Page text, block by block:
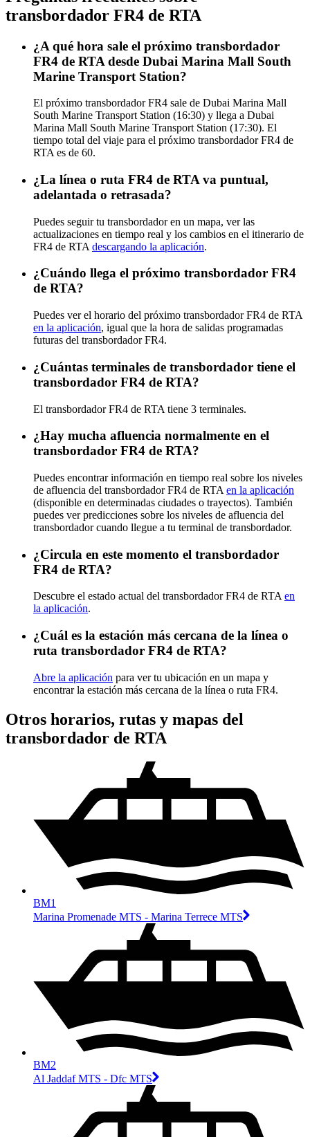
transbordador FR4 de RTA
¿A qué hora sale el próximo transbordador
FR4 de RTA desde Dubai Marina Mall South
Marine Transport Station?
El próximo transbordador FR4 sale de Dubai Marina Mall
South Marine Transport Station (16:30) y llega a Dubai
Marina Mall South Marine Transport Station (17:30). El
tiempo total del viaje para el próximo transbordador FR4 de
RTA es de 60.
¿La línea o ruta FR4 de RTA va puntual,
adelantada o retrasada?
Puedes seguir tu transbordador en un mapa, ver las
actualizaciones en tiempo real y los cambios en el itinerario de
FR4 de RTA descargando la aplicación.
¿Cuándo llega el próximo transbordador FR4
de RTA?
Puedes ver el horario del próximo transbordador FR4 de RTA
en la aplicación, igual que la hora de salidas programadas
futuras del transbordador FR4.
¿Cuántas terminales de transbordador tiene el
transbordador FR4 de RTA?
El transbordador FR4 de RTA tiene 3 terminales.
¿Hay mucha afluencia normalmente en el
transbordador FR4 de RTA?
Puedes encontrar información en tiempo real sobre los niveles
de afluencia del transbordador FR4 de RTA en la aplicación
(disponible en determinadas ciudades o trayectos). También
puedes ver predicciones sobre los niveles de afluencia del
transbordador cuando llegue a tu terminal de transbordador.
¿Circula en este momento el transbordador
FR4 de RTA?
Descubre el estado actual del transbordador FR4 de RTAen
la aplicación.
¿Cuál es la estación más cercana de la línea o
ruta transbordador FR4 de RTA?
Abre la aplicación para ver tu ubicación en un mapa y
encontrar la estación más cercana de la línea o ruta FR4.
Otros horarios, rutas y mapas del
transbordador de RTA
BM1
Marina Promenade MTS - Marina Terrece MTS
BM2
Al Jaddaf MTS - Dfc MTS